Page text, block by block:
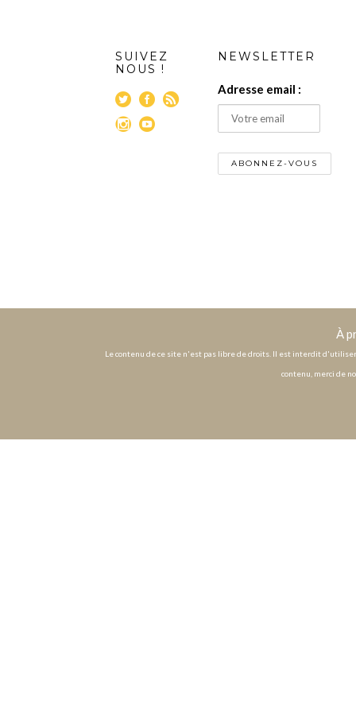
SUIVEZ
NOUS !
NEWSLETTER
Adresse email :
À
Le contenu de ce site n'est pas libre de droits. Il est interdit
contenu, merci de